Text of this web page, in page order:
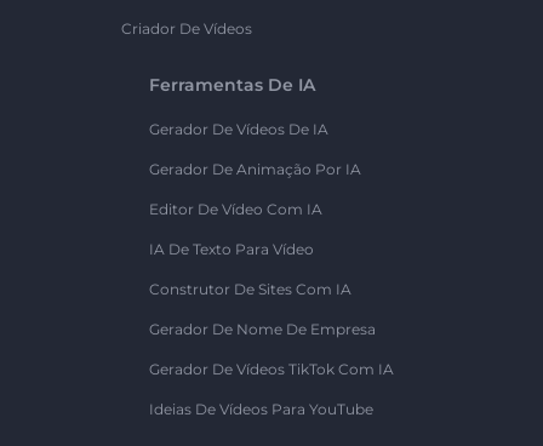
Criador De Vídeos
Ferramentas De IA
Gerador De Vídeos De IA
Gerador De Animação Por IA
Editor De Vídeo Com IA
IA De Texto Para Vídeo
Construtor De Sites Com IA
Gerador De Nome De Empresa
Gerador De Vídeos TikTok Com IA
Ideias De Vídeos Para YouTube